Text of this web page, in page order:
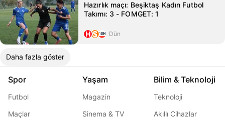
Hazırlık maçı: Beşiktaş Kadın Futbol
Takımı: 3 - FOMGET: 1
Dün
Daha fazla göster
Spor
Futbol
Maçlar
Yaşam
Magazin
Sinema & TV
Bilim & Teknoloji
Teknoloji
Akıllı Cihazlar